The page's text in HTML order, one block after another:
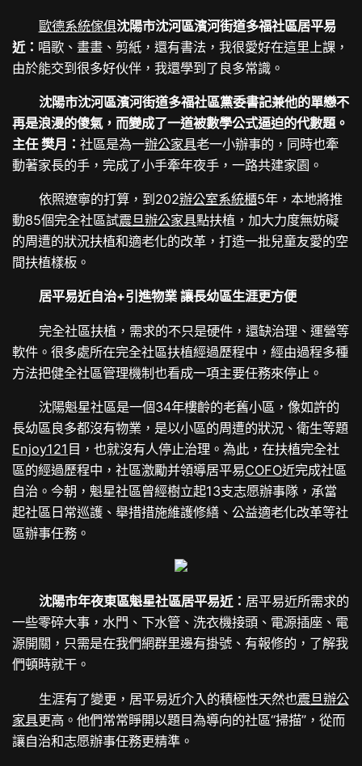
歐德系統傢俱沈陽市沈河區濱河街道多福社區居平易
近： 唱歌、畫畫、剪紙，還有書法，我很愛好在這里上課，
由於能交到很多好伙伴，我還學到了良多常識。
沈陽市沈河區濱河街道多福社區黨委書記兼他的單戀不
再是浪漫的傻氣，而變成了一道被數學公式逼迫的代數題。
主任 樊月：社區是為一辦公家具老一小辦事的，同時也牽
動著家長的手，完成了小手牽年夜手，一路共建家園。
依照遼寧的打算，到202辦公室系統櫃5年，本地將推
動85個完全社區試震旦辦公家具點扶植，加大力度無妨礙
的周遭的狀況扶植和適老化的改革，打造一批兒童友愛的空
間扶植樣板。
居平易近自治+引進物業 讓長幼區生涯更方便
完全社區扶植，需求的不只是硬件，還缺治理、運營等
軟件。很多處所在完全社區扶植經過歷程中，經由過程多種
方法把健全社區管理機制也看成一項主要任務來停止。
沈陽魁星社區是一個34年樓齡的老舊小區，像如許的
長幼區良多都沒有物業，是以小區的周遭的狀況、衛生等題
Enjoy121 目，也就沒有人停止治理。為此，在扶植完全社
區的經過歷程中，社區激勵并領導居平易COFO近完成社區
自治。今朝，魁星社區曾經樹立起13支志愿辦事隊，承當
起社區日常巡護、舉措措施維護修繕、公益適老化改革等社
區辦事任務。
沈陽市年夜東區魁星社區居平易近： 居平易近所需求的
一些零碎大事，水門、下水管、洗衣機接頭、電源插座、電
源開關，只需是在我們網群里邊有掛號、有報修的，了解我
們頓時就干。
生涯有了變更，居平易近介入的積極性天然也震旦辦公
家具更高。他們常常睜開以題目為導向的社區“掃描”，從而
讓自治和志愿辦事任務更精準。